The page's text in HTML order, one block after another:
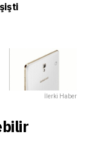
İlerki Haber